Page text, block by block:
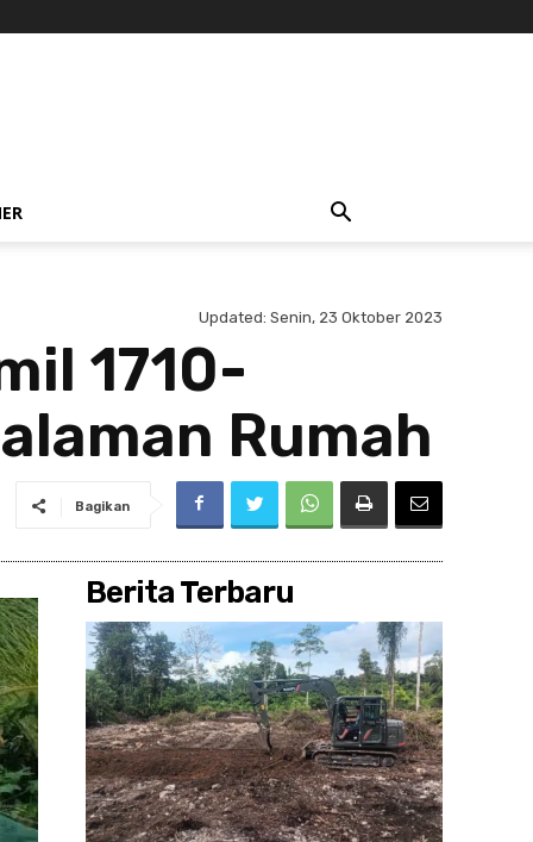
Updated: Senin, 23 Oktober 2023
1710-
Rumah
Bagikan
Berita Terbaru